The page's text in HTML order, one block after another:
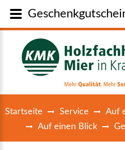
Startseite Service Auf
Auf einen Blick